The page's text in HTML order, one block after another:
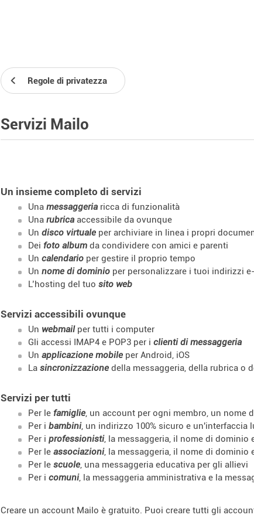
Regole di privatezza
Servizi Mailo
Un insieme completo di servizi
Una messaggeria ricca di funzionalità
Una rubrica accessibile da ovunque
Un disco virtuale per archiviare in linea i propri
Dei foto album da condividere con amici e parenti
Un calendario per gestire il proprio tempo
Un nome di dominio per personalizzare i tuoi indirizzi
L’hosting del tuo sito web
Servizi accessibili ovunque
Un webmailper tutti i computer
Gli accessi IMAP4 e POP3 per i clienti di messaggeria
Un applicazione mobile per Android, iOS
La sincronizzazione della messaggeria, della rubrica o
Servizi per tutti
Per le famiglie, un account per ogni membro, un nome
Per i bambini, un indirizzo 100% sicuro e un'interfaccia
Per i professionisti, la messaggeria, il nome di dominio
Per le associazioni, la messaggeria, il nome di dominio
Per le scuole, una messaggeria educativa per gli allievi
Per i comuni, la messaggeria amministrativa e la
Creare un account Mailo è gratuito. Puoi creare tutti gli